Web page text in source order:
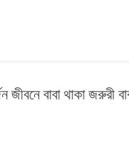
জীবনে বাবা থাকা জরুরী